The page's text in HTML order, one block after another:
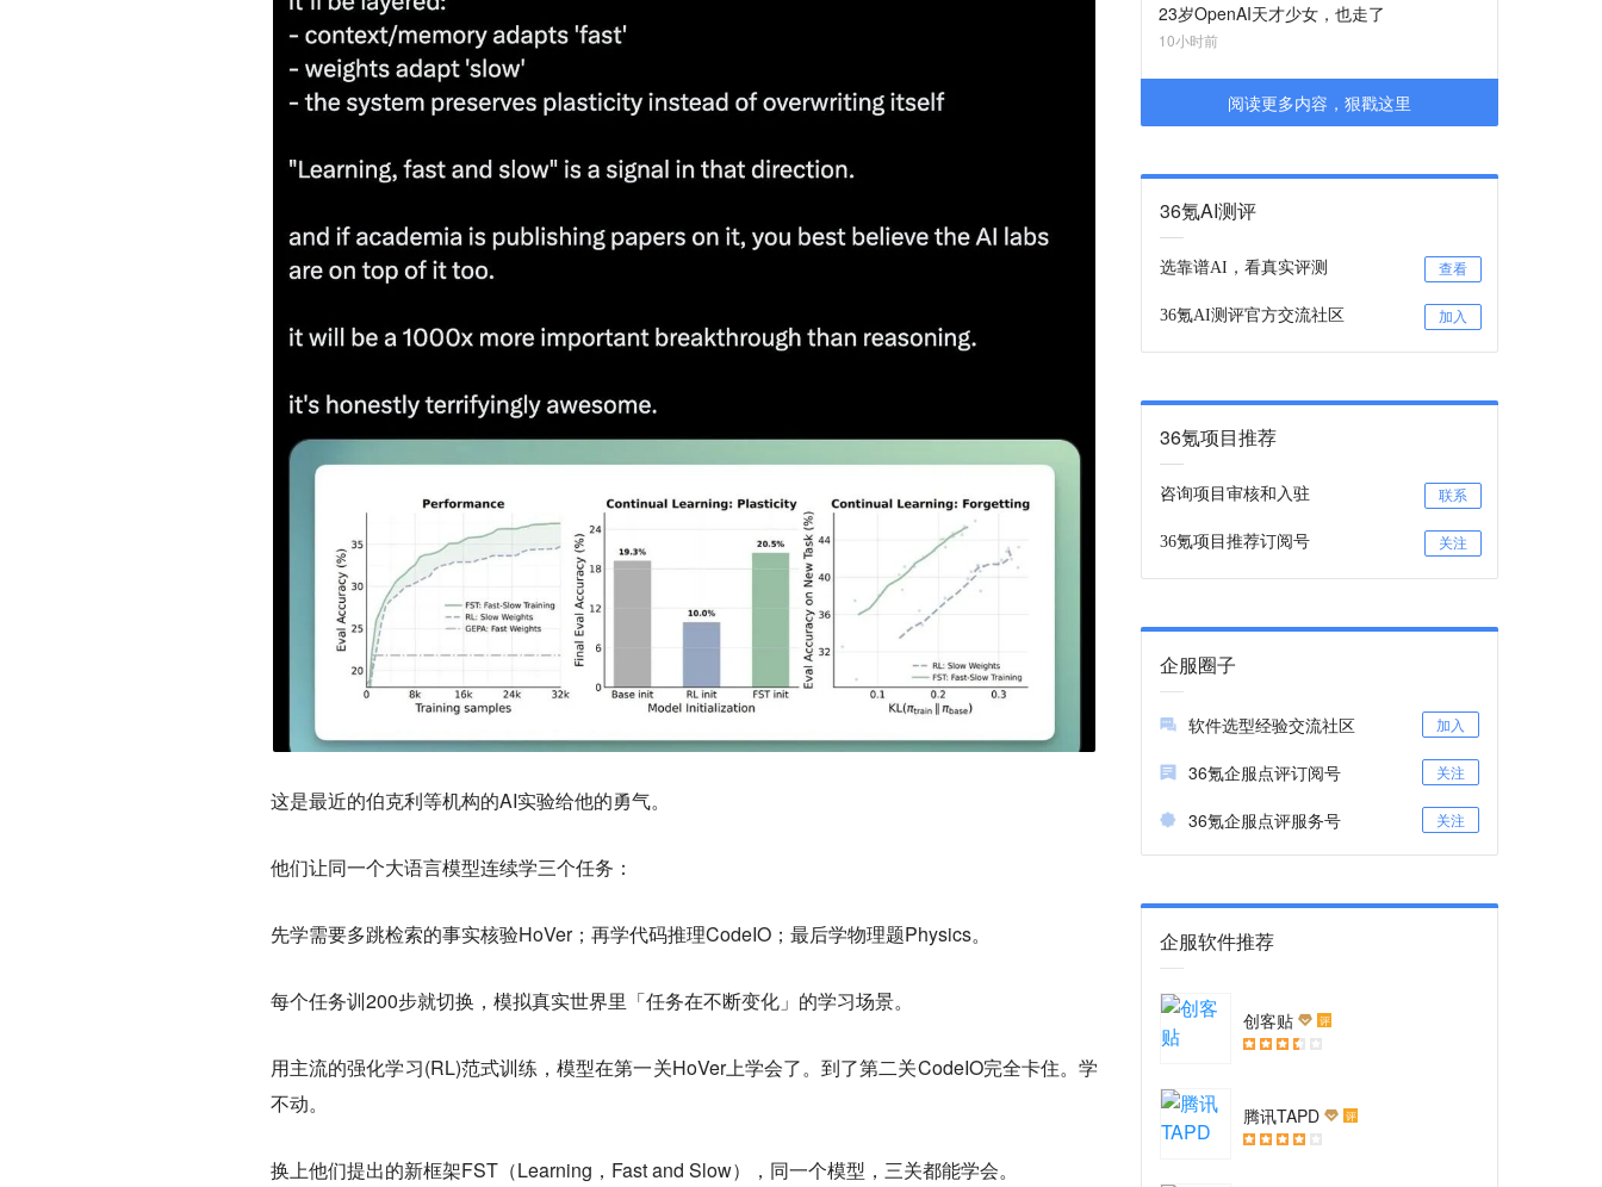
这是最近的伯克利等机构的AI实验给他的勇气。
他们让同一个大语言模型连续学三个任务：
先学需要多跳检索的事实核验HoVer；再学代码推理CodeIO；最后学物理题Physics。
每个任务训200步就切换，模拟真实世界里「任务在不断变化」的学习场景。
用主流的强化学习(RL)范式训练，模型在第一关HoVer上学会了。到了第二关CodeIO完全卡住。学
不动。
换上他们提出的新框架FST（Learning，Fast and Slow），同一个模型，三关都能学会。
23岁OpenAI天才少女，也走了
10小时前
阅读更多内容，狠戳这里
36氪AI测评
选靠谱AI，看真实评测 查看
36氪AI测评官方交流社区 加入
36氪项目推荐
咨询项目审核和入驻 联系
36氪项目推荐订阅号 关注
企服圈子
软件选型经验交流社区 加入
36氪企服点评订阅号 关注
36氪企服点评服务号 关注
企服软件推荐
创客贴 评
腾讯TAPD 评